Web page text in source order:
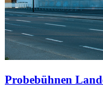
Probebühnen